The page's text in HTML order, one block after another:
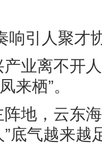
响引人聚才
业离不开
来栖”。
地，云东
”底气越来